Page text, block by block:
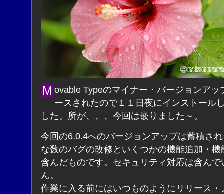
Movable Typeのマイナー・バージョンアップがリリ
ースされたので１１日夜にインストール
した。所が、、、今回は嵌りました～。
今回の6.0.4へのバージョンアップは蓄積さ
な数のバグの改修といくつかの機能追加・機
含んだものです。セキュリティ対応は含んで
ん。
作業に入る前にはいつものようにリリース・